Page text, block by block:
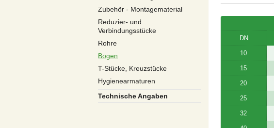
Zubehör - Montagematerial
Reduzier- und
Verbindungsstücke
Rohre
Bogen
T-Stücke, Kreuzstücke
Hygienearmaturen
Technische Angaben
DN
10
15
20
25
32